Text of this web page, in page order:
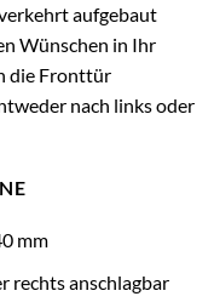
aufgebaut
Wünschen in Ihr
die Fronttür
nach links oder
mm
rechts anschlagbar